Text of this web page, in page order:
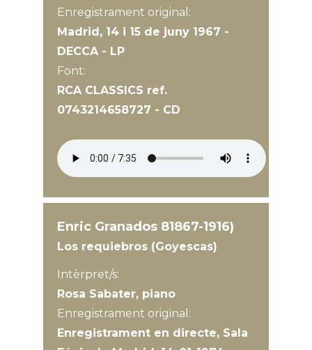
Enregistrament original:
Madrid, 14 i 15 de juny 1967 -
DECCA - LP
Font:
RCA CLASSICS ref.
0743214658727 - CD
Enric Granados 81867-1916)
Los requiebros (Goyescas)
Intèrpret/s:
Rosa Sabater, piano
Enregistrament original:
Enregistrament en directe, Sala